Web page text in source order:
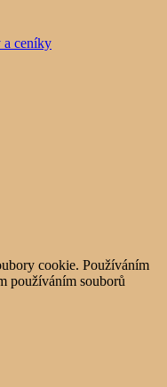
a ceníky
cookie. Používáním
používáním souborů